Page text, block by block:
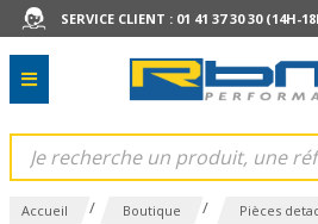
SERVICE CLIENT : 01 41 37 30 30 (14H-
Accueil / Boutique / Pièces